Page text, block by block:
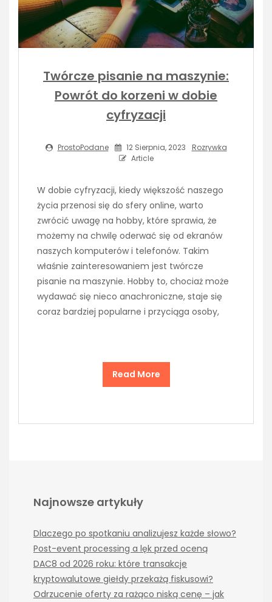
Twórcze pisanie na maszynie:
Powrót do korzeni w dobie
cyfryzacji
ProstoPodane 12 Sierpnia, 2023
Rozrywka
Article
W dobie cyfryzacji, kiedy większość naszego
życia przenosi się do sfery online, warto
zwrócić uwagę na hobby, które sprawia, że
możemy na chwilę oderwać się od ekranów
naszych komputerów i telefonów. Takim
właśnie zainteresowaniem jest twórcze
pisanie na maszynie. Hobby to, chociaż może
wydawać się nieco anachroniczne, staje się
coraz bardziej popularne i przyciąga osoby,
Read More
Najnowsze artykuły
Dlaczego po spotkaniu analizujesz każde słowo?
Post-event processing a lęk przed oceną
DAC8 od 2026 roku: które transakcje
kryptowalutowe giełdy przekażą fiskusowi?
Odrzucenie oferty za rażąco niską cenę – jak